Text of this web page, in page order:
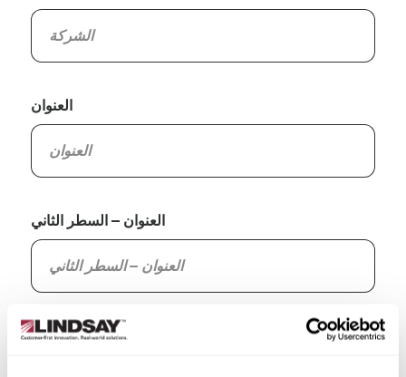
العنوان
العنوان – السطر الثاني
الدولة